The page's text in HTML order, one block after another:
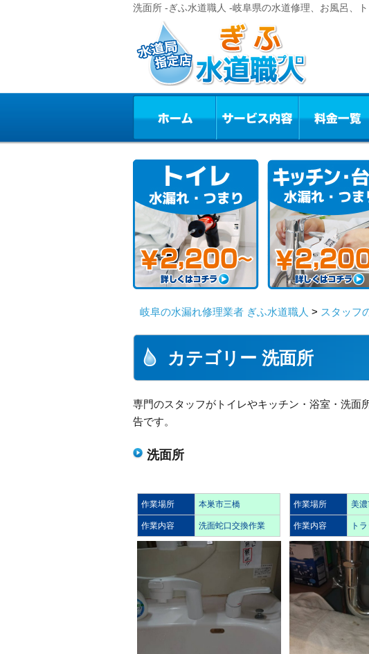
洗面所 -ぎふ水道職人 -岐阜県の水道修理、お風呂、
岐阜の水漏れ修理業者 ぎふ水道職人 > スタッフ
カテゴリー 洗面所
専門のスタッフがトイレやキッチン・浴室・洗面
告です。
洗面所
作業場所 本巣市三橋
作業内容 洗面蛇口交換作業
作業場所 美
作業内容 ト